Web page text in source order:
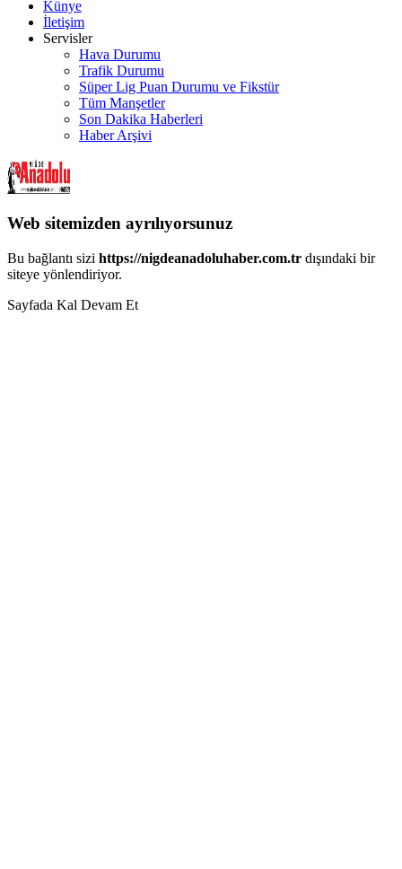
Künye
İletişim
Servisler
Hava Durumu
Trafik Durumu
Süper Lig Puan Durumu ve Fikstür
Tüm Manşetler
Son Dakika Haberleri
Haber Arşivi
Web sitemizden ayrılıyorsunuz
Bu bağlantı sizi https://nigdeanadoluhaber.com.tr dışındaki bir
siteye yönlendiriyor.
Sayfada Kal Devam Et